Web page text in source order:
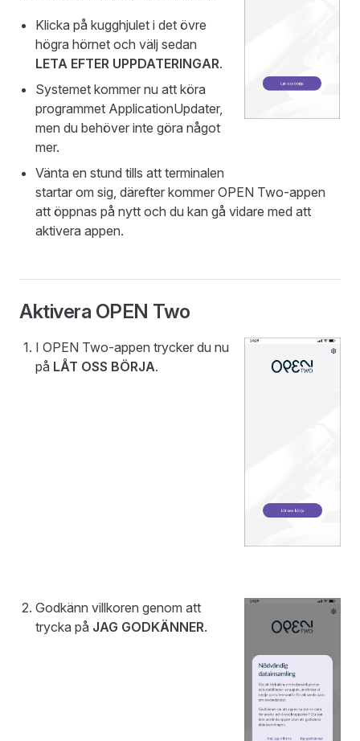
Klicka på kugghjulet i det övre
högra hörnet och välj sedan
LETA EFTER UPPDATERINGAR.
Systemet kommer nu att köra
programmet ApplicationUpdater,
men du behöver inte göra något
mer.
Vänta en stund tills att terminalen
startar om sig, därefter kommer OPEN Two-appen
att öppnas på nytt och du kan gå vidare med att
aktivera appen.
Aktivera OPEN Two
I OPEN Two-appen trycker du nu
på LÅT OSS BÖRJA.
Godkänn villkoren genom att
trycka på JAG GODKÄNNER.